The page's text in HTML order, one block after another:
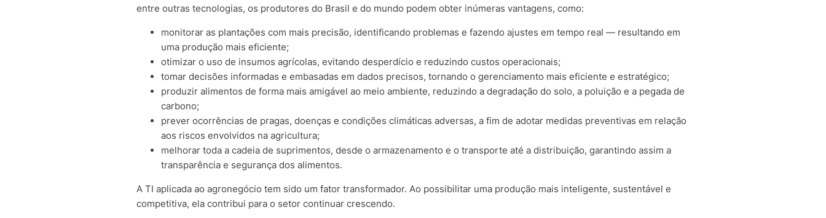
entre outras tecnologias, os produtores do Brasil e do mundo podem obter inúmeras vantagens, como:
monitorar as plantações com mais precisão, identificando problemas e fazendo ajustes em tempo real — resultando em
uma produção mais eficiente;
otimizar o uso de insumos agrícolas, evitando desperdício e reduzindo custos operacionais;
tomar decisões informadas e embasadas em dados precisos, tornando o gerenciamento mais eficiente e estratégico;
produzir alimentos de forma mais amigável ao meio ambiente, reduzindo a degradação do solo, a poluição e a pegada de
carbono;
prever ocorrências de pragas, doenças e condições climáticas adversas, a fim de adotar medidas preventivas em relação
aos riscos envolvidos na agricultura;
melhorar toda a cadeia de suprimentos, desde o armazenamento e o transporte até a distribuição, garantindo assim a
transparência e segurança dos alimentos.
A TI aplicada ao agronegócio tem sido um fator transformador. Ao possibilitar uma produção mais inteligente, sustentável e
competitiva, ela contribui para o setor continuar crescendo.